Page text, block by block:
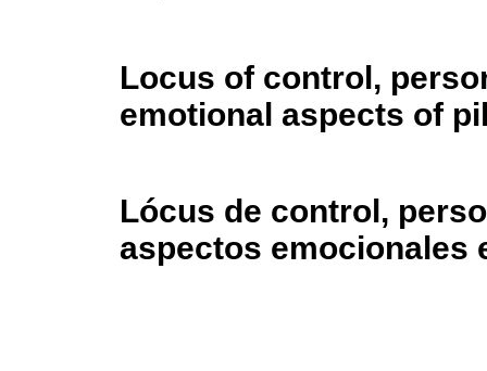
Locus of control,
emotional aspects of
Lócus de control,
aspectos emocionales